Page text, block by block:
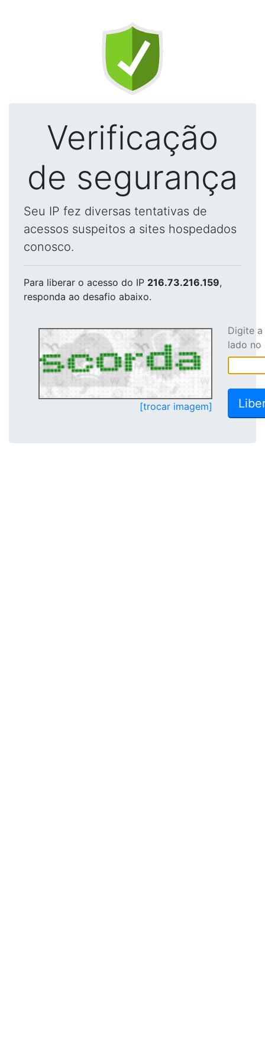
Verificação
de segurança
Seu IP fez diversas tentativas de
acessos suspeitos a sites hospedados
conosco.
Para liberar o acesso do IP 216.73.216.159,
responda ao desafio abaixo.
[trocar imagem]
Digite
lado no